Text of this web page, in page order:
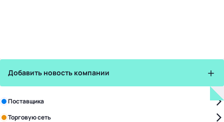
Добавить новость компании
Зарегистрируйте в бизнес-центре:
Поставщика
Торговую сеть